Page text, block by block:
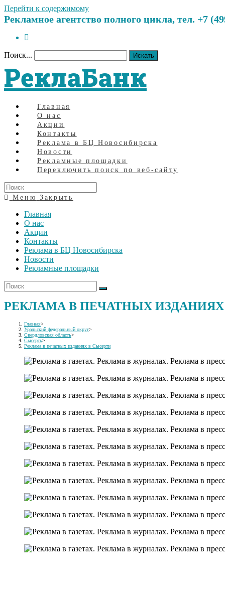
Перейти к содержимому
Рекламное агентство полного цикла, тел. +7
Поиск... Искать
РеклаБанк
Главная
О нас
Акции
Контакты
Реклама в БЦ Новосибирска
Новости
Рекламные площадки
Переключить поиск по веб-сайту
Меню Закрыть
Главная
О нас
Акции
Контакты
Реклама в БЦ Новосибирска
Новости
Рекламные площадки
РЕКЛАМА В ПЕЧАТНЫХ
Главная>
Уральский федеральный округ>
Свердловская область>
Сысерть>
Реклама в печатных изданиях в Сысерти